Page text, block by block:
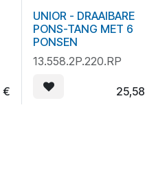
€
UNIOR - DRAAIBARE
PONS-TANG MET 6
PONSEN
13.558.2P.220.RP
25,58